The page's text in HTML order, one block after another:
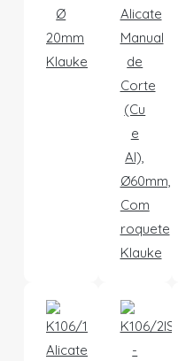
Ø
20mm
Klauke
Alicate
Manual
de
Corte
(Cu
e
Al),
Ø60mm,
Com
roquete
Klauke